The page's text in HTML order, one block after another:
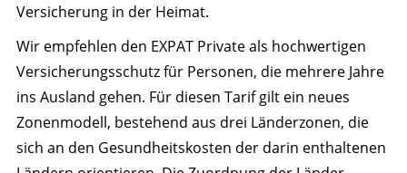
Versicherung in der Heimat.
Wir empfehlen den EXPAT Private als hochwertigen
Versicherungsschutz für Personen, die mehrere Jahre
ins Ausland gehen. Für diesen Tarif gilt ein neues
Zonenmodell, bestehend aus drei Länderzonen, die
sich an den Gesundheitskosten der darin enthaltenen